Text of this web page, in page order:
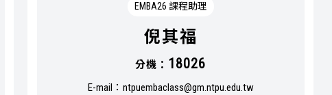
EMBA26 課程助理
倪其福
分機： 18026
E-mail： ntpuembaclass@gm.ntpu.edu.tw